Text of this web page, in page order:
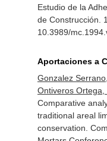
Estudio de la
de Construcción
10.3989/
Aportaciones a
Gonzalez
Ontiveros Ortega,
Comparative
traditional areal
conservation.